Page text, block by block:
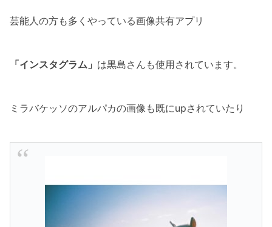
芸能人の方も多くやっている画像共有アプリ
「インスタグラム」 は黒島さんも使用されています。
ミラバケッソのアルパカの画像も既にupされていたり